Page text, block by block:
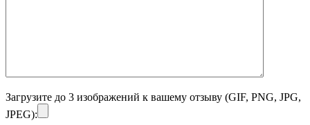
Загрузите до 3 изображений к вашему отзыву (GIF, PNG, JPG,
JPEG):